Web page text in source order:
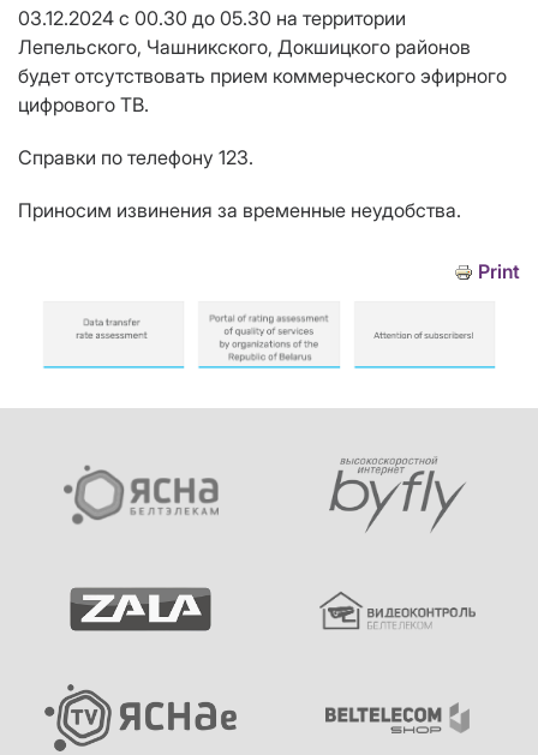
03.12.2024 с 00.30 до 05.30 на территории
Лепельского, Чашникского, Докшицкого районов
будет отсутствовать прием коммерческого эфирного
цифрового ТВ.
Справки по телефону 123.
Приносим извинения за временные неудобства.
Print